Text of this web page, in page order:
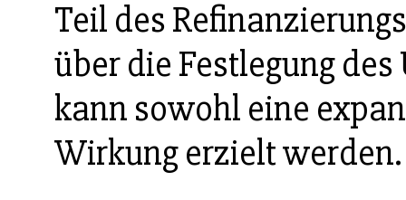
Teil des
über die Festlegung
kann sowohl eine
Wirkung erzielt werden.